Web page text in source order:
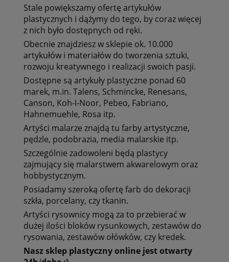
Stale powiększamy ofertę artykułów
plastycznych i dążymy do tego, by coraz więcej
z nich było dostępnych od ręki.
Obecnie znajdziesz w sklepie ok. 10.000
artykułów i materiałów do tworzenia sztuki,
rozwoju kreatywnego i realizacji swoich pasji.
Dostępne są artykuły plastyczne ponad 60
marek, m.in. Talens, Schmincke, Renesans,
Canson, Koh-I-Noor, Pebeo, Fabriano,
Hahnemuehle, Rosa itp.
Artyści malarze znajdą tu farby artystyczne,
pędzle, podobrazia, media malarskie itp.
Szczególnie zadowoleni będą plastycy
zajmujący się malarstwem akwarelowym oraz
hobbystycznym.
Posiadamy szeroką ofertę farb do dekoracji
szkła, porcelany, czy tkanin.
Artyści rysownicy mogą za to przebierać w
dużej ilości bloków rysunkowych, zestawów do
rysowania, zestawów ołówków, czy kredek.
Naszsklep plastycznyonline jestotwarty